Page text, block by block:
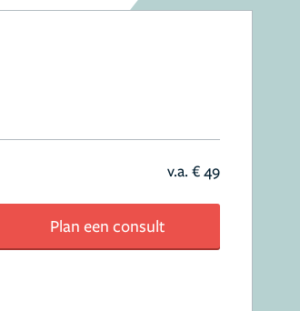
v.a. € 49
Plan een consult